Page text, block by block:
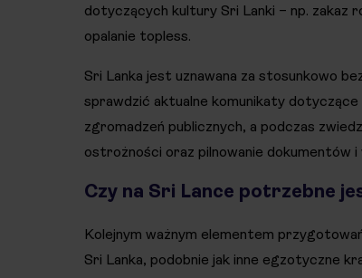
dotyczących kultury Sri Lanki – np. zakaz
opalanie topless.
Sri Lanka jest uznawana za stosunkowo
sprawdzić aktualne komunikaty
zgromadzeń publicznych, a podczas
ostrożności oraz pilnowanie dokumentów
Czy na Sri Lance potrzebne
Kolejnym ważnym elementem
Sri Lanka, podobnie jak inne egzotyczne